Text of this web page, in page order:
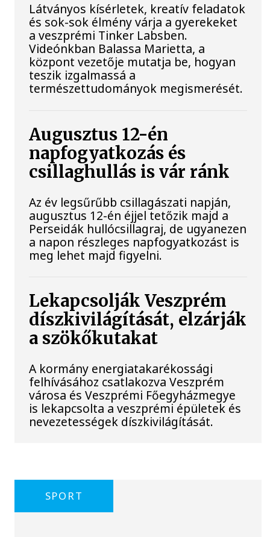
Látványos kísérletek, kreatív feladatok
és sok-sok élmény várja a gyerekeket
a veszprémi Tinker Labsben.
Videónkban Balassa Marietta, a
központ vezetője mutatja be, hogyan
teszik izgalmassá a
természettudományok megismerését.
Augusztus 12-én
napfogyatkozás és
csillaghullás is vár ránk
Az év legsűrűbb csillagászati napján,
augusztus 12-én éjjel tetőzik majd a
Perseidák hullócsillagraj, de ugyanezen
a napon részleges napfogyatkozást is
meg lehet majd figyelni.
Lekapcsolják Veszprém
díszkivilágítását, elzárják
a szökőkutakat
A kormány energiatakarékossági
felhívásához csatlakozva Veszprém
városa és Veszprémi Főegyházmegye
is lekapcsolta a veszprémi épületek és
nevezetességek díszkivilágítását.
SPORT